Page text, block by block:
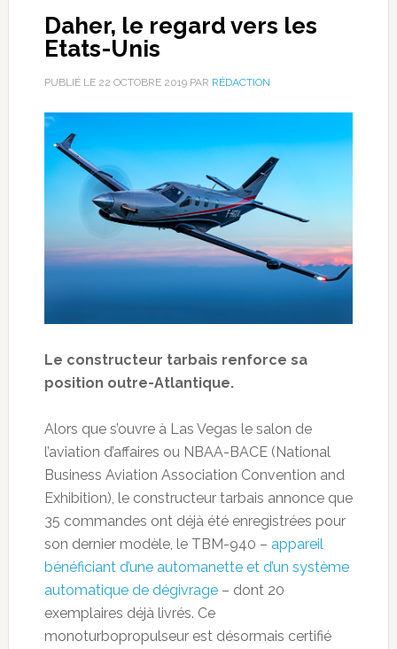
Daher, le regard vers les
Etats-Unis
PUBLIÉ LE 22 OCTOBRE 2019PAR RÉDACTION
Le constructeur tarbais renforce sa
position outre-Atlantique.
Alors que s’ouvre à Las Vegas le salon de
l’aviation d’affaires ou NBAA-BACE (National
Business Aviation Association Convention and
Exhibition), le constructeur tarbais annonce que
35 commandes ont déjà été enregistrées pour
son dernier modèle, le TBM-940 – appareil
bénéficiant d’une automanette et d’un système
automatique de dégivrage– dont 20
exemplaires déjà livrés. Ce
monoturbopropulseur est désormais certifié